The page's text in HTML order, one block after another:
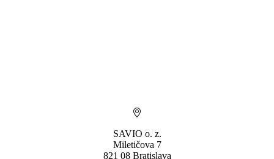
SAVIO o. z.
Miletičova 7
821 08 Bratislava